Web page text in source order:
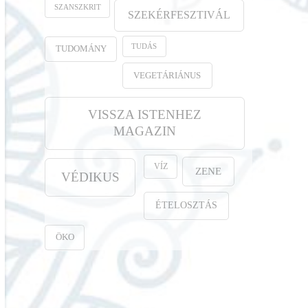
SZANSZKRIT
SZEKÉRFESZTIVÁL
TUDOMÁNY TUDÁS
VEGETÁRIÁNUS
VISSZA ISTENHEZ
MAGAZIN
VÉDIKUS
VÍZ ZENE
ÉTELOSZTÁS
ÖKO